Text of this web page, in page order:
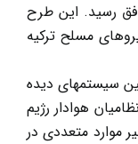
رسید. این طرح
همراه سه سیستم هدایت‌کننده زمینی است که قرار است حداکثر طی ۳۰ ماه به نیروهای مسلح ترکیه
سیستمهای دیده
هوادار رژیم
متعددی در